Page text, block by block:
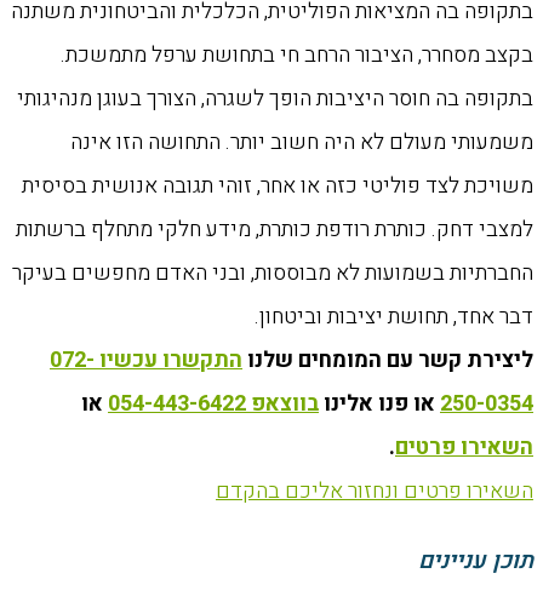
בתקופה בה המציאות הפוליטית, הכלכלית והביטחונית משתנה
בקצב מסחרר, הציבור הרחב חי בתחושת ערפל מתמשכת.
בתקופה בה חוסר היציבות הופך לשגרה, הצורך בעוגן מנהיגותי
משמעותי מעולם לא היה חשוב יותר. התחושה הזו אינה
משויכת לצד פוליטי כזה או אחר, זוהי תגובה אנושית בסיסית
למצבי דחק. כותרת רודפת כותרת, מידע חלקי מתחלף ברשתות
החברתיות בשמועות לא מבוססות, ובני האדם מחפשים בעיקר
דבר אחד, תחושת יציבות וביטחון.
ליצירת קשר עם המומחים שלנו
התקשרו עכשיו 072-
250-0354או פנו אלינובווצאפ 054-443-6422
או
השאירו פרטים.
השאירו פרטים ונחזור אליכם בהקדם
תוכן עניינים